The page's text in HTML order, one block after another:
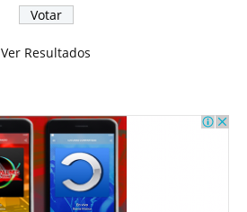
Ver Resultados